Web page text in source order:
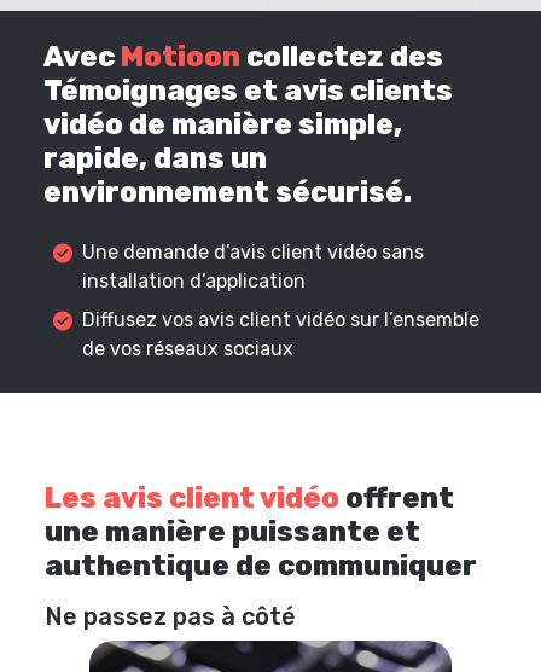
Avec Motioon collectez des
Témoignages et avis clients
vidéo de manière simple,
rapide, dans un
environnement sécurisé.
Une demande d’avis client vidéo sans
installation d’application
Diffusez vos avis client vidéo sur l’ensemble
de vos réseaux sociaux
Les avis client vidéo offrent
une manière puissante et
authentique de communiquer
Ne passez pas à côté